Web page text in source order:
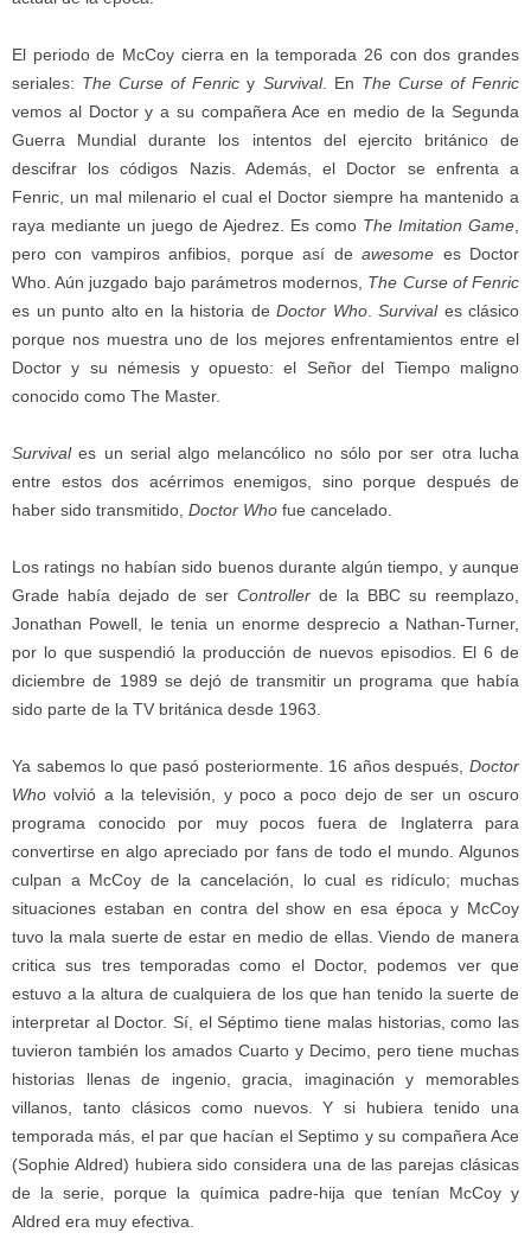
El periodo de McCoy cierra en la temporada 26 con dos grandes
seriales: The Curse of Fenric y Survival. En The Curse of Fenric
vemos al Doctor y a su compañera Ace en medio de la Segunda
Guerra Mundial durante los intentos del ejercito británico de
descifrar los códigos Nazis. Además, el Doctor se enfrenta a
Fenric, un mal milenario el cual el Doctor siempre ha mantenido a
raya mediante un juego de Ajedrez. Es como The Imitation Game
pero con vampiros anfibios, porque así deawesome es Doctor
Who. Aún juzgado bajo parámetros modernos, The Curse of Fenric
es un punto alto en la historia de Doctor Who. Survival es clásico
porque nos muestra uno de los mejores enfrentamientos entre el
Doctor y su némesis y opuesto: el Señor del Tiempo maligno
conocido como The Master.
Survivales un serial algo melancólico no sólo por ser otra lucha
entre estos dos acérrimos enemigos, sino porque después de
haber sido transmitido, Doctor Who fue cancelado.
Los ratings no habían sido buenos durante algún tiempo, y aunque
Grade había dejado de ser Controller de la BBC su reemplazo,
Jonathan Powell, le tenia un enorme desprecio a Nathan-Turner,
por lo que suspendió la producción de nuevos episodios. El 6 de
diciembre de 1989 se dejó de transmitir un programa que había
sido parte de la TV británica desde 1963.
Ya sabemos lo que pasó posteriormente. 16 años después, Doctor
Who volvió a la televisión, y poco a poco dejo de ser un oscuro
programa conocido por muy pocos fuera de Inglaterra para
convertirse en algo apreciado por fans de todo el mundo. Algunos
culpan a McCoy de la cancelación, lo cual es ridículo; muchas
situaciones estaban en contra del show en esa época y McCoy
tuvo la mala suerte de estar en medio de ellas. Viendo de manera
critica sus tres temporadas como el Doctor, podemos ver que
estuvo a la altura de cualquiera de los que han tenido la suerte de
interpretar al Doctor. Sí, el Séptimo tiene malas historias, como las
tuvieron también los amados Cuarto y Decimo, pero tiene muchas
historias llenas de ingenio, gracia, imaginación y memorables
villanos, tanto clásicos como nuevos. Y si hubiera tenido una
temporada más, el par que hacían el Septimo y su compañera Ace
(Sophie Aldred) hubiera sido considera una de las parejas clásicas
de la serie, porque la química padre-hija que tenían McCoy y
Aldred era muy efectiva.